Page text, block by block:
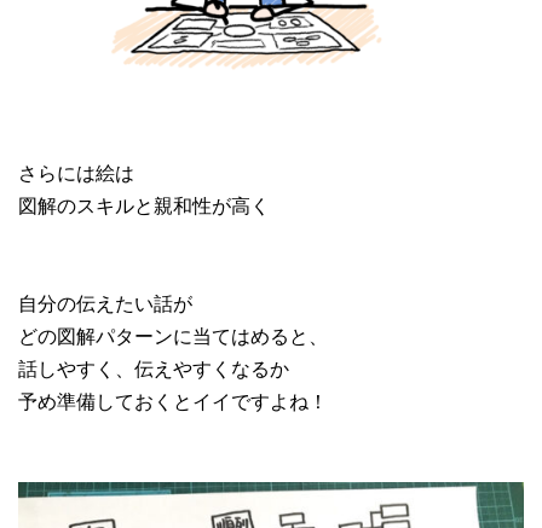
さらには絵は
図解のスキルと親和性が高く
自分の伝えたい話が
どの図解パターンに当てはめると、
話しやすく、伝えやすくなるか
予め準備しておくとイイですよね！